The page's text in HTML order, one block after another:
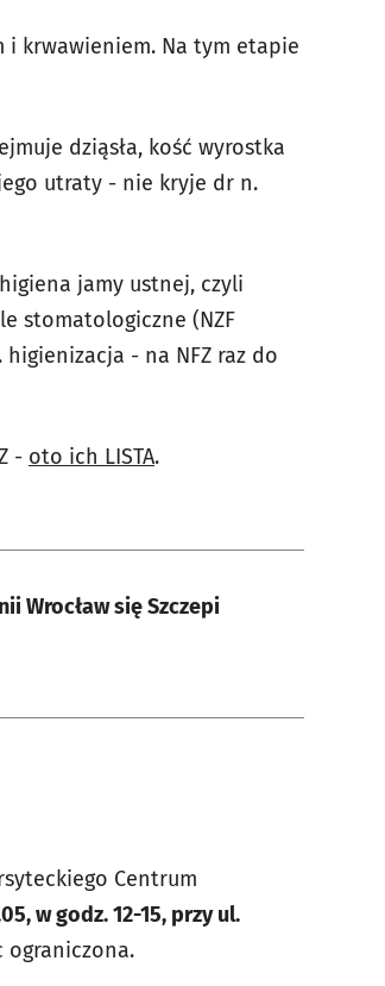
i krwawieniem. Na tym etapie
dziąsła, kość wyrostka
utraty - nie kryje dr n.
jamy ustnej, czyli
stomatologiczne (NZF
- na NFZ raz do
- oto ich LISTA.
Wrocław się Szczepi
Centrum
w godz. 12-15, przy ul.
ograniczona.